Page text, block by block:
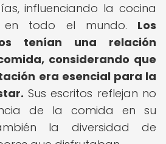
influenciando la cocina
en todo el mundo. Los
tenían una relación
considerando que
era esencial para la
Sus escritos reflejan no
de la comida en su
la diversidad de